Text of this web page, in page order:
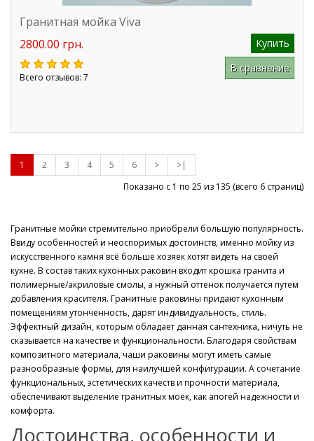
Гранитная мойка Viva
2800.00 грн.
Купить
Всего отзывов: 7
В сравнение
1 2 3 4 5 6 >
>|
Показано с 1 по 25 из 135 (всего 6 страниц)
Гранитные мойки стремительно приобрели большую популярность.
Ввиду особенностей и неоспоримых достоинств, именно мойку из
искусственного камня всё больше хозяек хотят видеть на своей
кухне. В состав таких кухонных раковин входит крошка гранита и
полимерные/акриловые смолы, а нужный оттенок получается путем
добавления красителя. Гранитные раковины придают кухонным
помещениям утонченность, дарят индивидуальность, стиль.
Эффектный дизайн, которым обладает данная сантехника, ничуть не
сказывается на качестве и функциональности. Благодаря свойствам
композитного материала, чаши раковины могут иметь самые
разнообразные формы, для наилучшей конфигурации. А сочетание
функциональных, эстетических качеств и прочности материала,
обеспечивают выделение гранитных моек, как апогей надежности и
комфорта.
Достоинства, особенности и